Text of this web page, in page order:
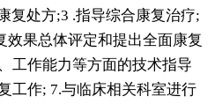
复处方;3 .指导综合康复治疗;
效果总体评定和提出全面康复
工作能力等方面的技术指导
工作; 7.与临床相关科室进行